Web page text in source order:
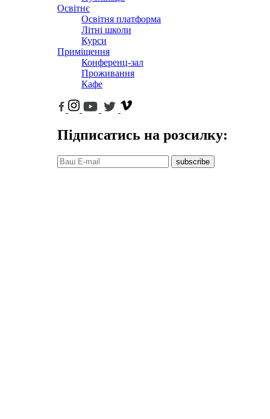
Освітнє
Освітня платформа
Літні школи
Курси
Приміщення
Конференц-зал
Проживання
Кафе
Підписатись на розсилку:
subscribe